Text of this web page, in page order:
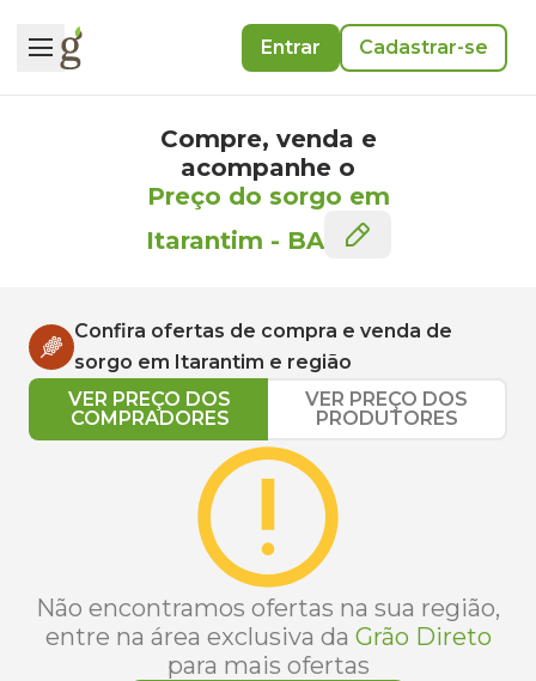
Entrar Cadastrar-se
Compre, venda e
acompanhe o
Preço do sorgo em
Itarantim - BA
Confira ofertas de compra e venda de
sorgo em Itarantim e região
VER PREÇO DOS
COMPRADORES
VER PREÇO DOS
PRODUTORES
Não encontramos ofertas na sua região,
entre na área exclusiva da Grão Direto
para mais ofertas